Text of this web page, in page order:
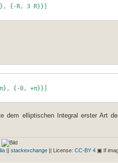
{-R, 3 R}}]
{-0, +π}}]
elliptischen Integral erster Art
|| stackexchange|| License: CC-BY 4▣ If